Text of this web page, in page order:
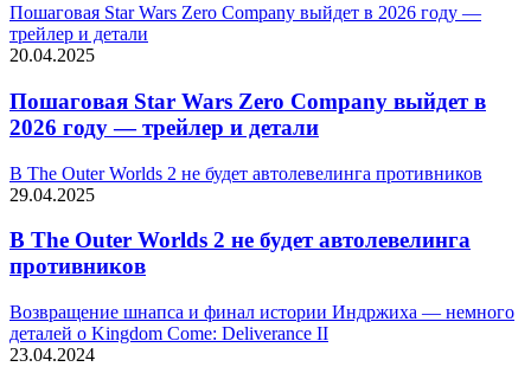
Пошаговая Star Wars Zero Company выйдет в 2026 году —
трейлер и детали
20.04.2025
Пошаговая Star Wars Zero Company выйдет в
2026 году — трейлер и детали
В The Outer Worlds 2 не будет автолевелинга противников
29.04.2025
В The Outer Worlds 2 не будет автолевелинга
противников
Возвращение шнапса и финал истории Индржиха — немного
деталей о Kingdom Come: Deliverance II
23.04.2024